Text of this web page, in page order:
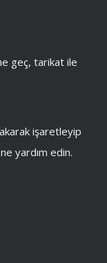
geç, tarikat ile
işaretleyip
yardım edin.